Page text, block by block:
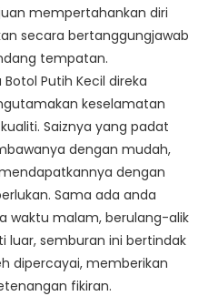
mempertahankan diri
secara bertanggungjawab
tempatan.
Putih Kecil direka
keselamatan
Saiznya yang padat
dengan mudah,
dengan
Sama ada anda
waktu malam, berulang-alik
semburan ini bertindak
dipercayai, memberikan
fikiran.